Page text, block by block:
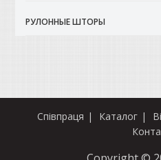
РУЛОННЫЕ ШТОРЫ
Співпраця Каталог